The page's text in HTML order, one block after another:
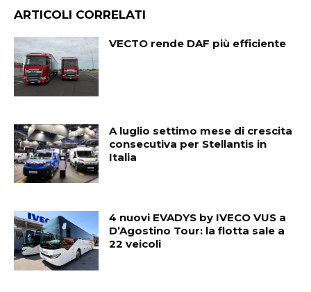
ARTICOLI CORRELATI
VECTO rende DAF più efficiente
A luglio settimo mese di crescita
consecutiva per Stellantis in
Italia
4 nuovi EVADYS by IVECO VUS a
D’Agostino Tour: la flotta sale a
22 veicoli